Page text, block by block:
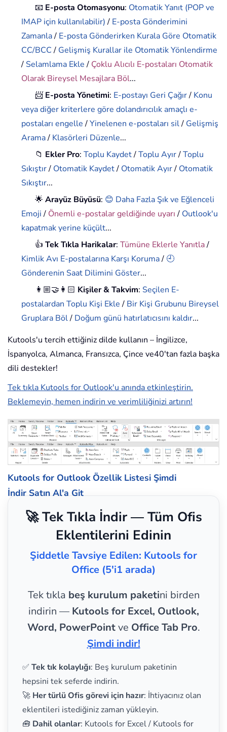
📧 E-posta Otomasyonu: Otomatik Yanıt (POP ve
IMAP için kullanılabilir)/ E-posta Gönderimini
Zamanla/ E-posta Gönderirken Kurala Göre Otomatik
CC/BCC/ Gelişmiş Kurallar ile Otomatik Yönlendirme
/ Selamlama Ekle/ Çoklu Alıcılı E-postaları Otomatik
Olarak Bireysel Mesajlara Böl...
📨 E-posta Yönetimi: E-postayı Geri Çağır/ Konu
veya diğer kriterlere göre dolandırıcılık amaçlı e-
postaları engelle/Yinelenen e-postaları sil/ Gelişmiş
Arama/ Klasörleri Düzenle...
📁 Ekler Pro:Toplu Kaydet/Toplu Ayır/Toplu
Sıkıştır/ Otomatik Kaydet/ Otomatik Ayır/ Otomatik
Sıkıştır...
🌟Arayüz Büyüsü: 😊 Daha Fazla Şık ve Eğlenceli
Emoji/ Önemli e-postalar geldiğinde uyarı/ Outlook'u
kapatmak yerine küçült...
👍Tek Tıkla Harikalar:Tümüne Eklerle Yanıtla/
Kimlik Avı E-postalarına Karşı Koruma/ 🕘
Gönderenin Saat Dilimini Göster...
👩🏼‍🤝‍👩🏻 Kişiler & Takvim: Seçilen E-
postalardan Toplu Kişi Ekle/ Bir Kişi Grubunu Bireysel
Gruplara Böl/ Doğum günü hatırlatıcısını kaldır...
Kutools'u tercih ettiğiniz dilde kullanın – İngilizce,
İspanyolca, Almanca, Fransızca, Çince ve40'tan fazla başka
dili destekler!
Tek tıkla Kutools for Outlook'u anında etkinleştirin.
Beklemeyin, hemen indirin ve verimliliğinizi artırın!
Kutools for Outlook Özellik Listesi Şimdi
İndir Satın Al'a Git
🚀 Tek Tıkla İndir — Tüm Ofis
Eklentilerini Edinin
Şiddetle Tavsiye Edilen: Kutools for
Office (5'i1 arada)
Tek tıkla beş kurulum paketini birden
indirin — Kutools for Excel, Outlook,
Word, PowerPointve Office Tab Pro.
Şimdi indir!
✅ Tek tık kolaylığı: Beş kurulum paketinin
hepsini tek seferde indirin.
🚀 Her türlü Ofis görevi için hazır: İhtiyacınız olan
eklentileri istediğiniz zaman yükleyin.
🧰 Dahil olanlar: Kutools for Excel / Kutools for